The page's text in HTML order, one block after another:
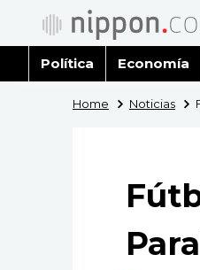
Política Economía
Home Noticias